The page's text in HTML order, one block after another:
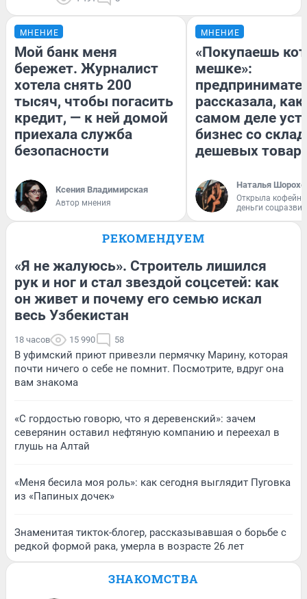
МНЕНИЕ
Мой банк меня
бережет. Журналист
хотела снять 200
тысяч, чтобы погасить
кредит, — к ней домой
приехала служба
безопасности
Ксения Владимирская
Автор мнения
МНЕНИЕ
«Покупаешь
мешке»:
рассказала, как
самом деле
бизнес со
дешевых
Наталья
Открыла
деньги
РЕКОМЕНДУЕМ
«Я не жалуюсь». Строитель лишился
рук и ног и стал звездой соцсетей: как
он живет и почему его семью искал
весь Узбекистан
18 часов 15 990 58
В уфимский приют привезли пермячку Марину, которая
почти ничего о себе не помнит. Посмотрите, вдруг она
вам знакома
«С гордостью говорю, что я деревенский»: зачем
северянин оставил нефтяную компанию и переехал в
глушь на Алтай
«Меня бесила моя роль»: как сегодня выглядит Пуговка
из «Папиных дочек»
Знаменитая тикток-блогер, рассказывавшая о борьбе с
редкой формой рака, умерла в возрасте 26 лет
ЗНАКОМСТВА